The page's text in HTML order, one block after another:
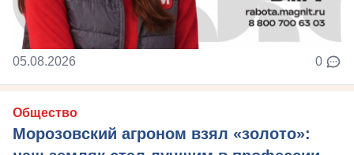
05.08.2026 0
Общество
Морозовский агроном взял «золото»: